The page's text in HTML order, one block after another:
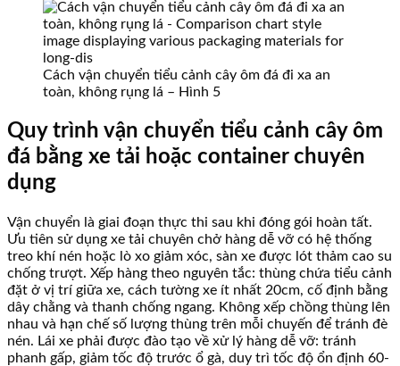
Cách vận chuyển tiểu cảnh cây ôm đá đi xa an
toàn, không rụng lá – Hình 5
Quy trình vận chuyển tiểu cảnh cây ôm
đá bằng xe tải hoặc container chuyên
dụng
Vận chuyển là giai đoạn thực thi sau khi đóng gói hoàn tất.
Ưu tiên sử dụng xe tải chuyên chở hàng dễ vỡ có hệ thống
treo khí nén hoặc lò xo giảm xóc, sàn xe được lót thảm cao su
chống trượt. Xếp hàng theo nguyên tắc: thùng chứa tiểu cảnh
đặt ở vị trí giữa xe, cách tường xe ít nhất 20cm, cố định bằng
dây chằng và thanh chống ngang. Không xếp chồng thùng lên
nhau và hạn chế số lượng thùng trên mỗi chuyến để tránh đè
nén. Lái xe phải được đào tạo về xử lý hàng dễ vỡ: tránh
phanh gấp, giảm tốc độ trước ổ gà, duy trì tốc độ ổn định 60-